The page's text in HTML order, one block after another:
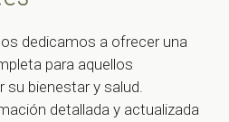
dedicamos a ofrecer una
para aquellos
bienestar y salud.
detallada y actualizada